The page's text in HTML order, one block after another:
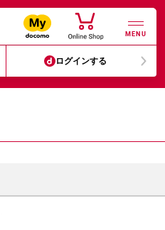
MENU
ログインする